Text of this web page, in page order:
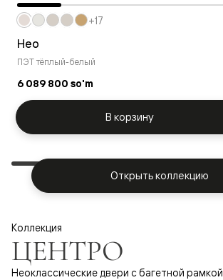
Нео
ПЭТ тёплый-белый
6 089 800 so'm
+17
В корзину
Открыть коллекцию
Коллекция
ЦЕНТРО
Неоклассические двери с багетной рамкой